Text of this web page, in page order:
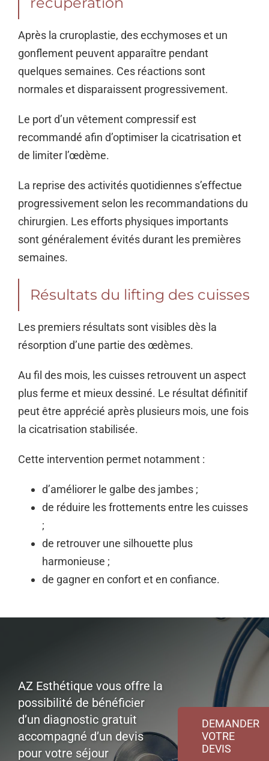
Après la cruroplastie, des ecchymoses et un
gonflement peuvent apparaître pendant
quelques semaines. Ces réactions sont
normales et disparaissent progressivement.
Le port d’un vêtement compressif est
recommandé afin d’optimiser la cicatrisation et
de limiter l’œdème.
La reprise des activités quotidiennes s’effectue
progressivement selon les recommandations du
chirurgien. Les efforts physiques importants
sont généralement évités durant les premières
semaines.
Résultats du lifting des cuisses
Les premiers résultats sont visibles dès la
résorption d’une partie des œdèmes.
Au fil des mois, les cuisses retrouvent un aspect
plus ferme et mieux dessiné. Le résultat définitif
peut être apprécié après plusieurs mois, une fois
la cicatrisation stabilisée.
Cette intervention permet notamment :
d’améliorer le galbe des jambes ;
de réduire les frottements entre les cuisses
;
de retrouver une silhouette plus
harmonieuse ;
de gagner en confort et en confiance.
AZ Esthétique vous offre la
possibilité de bénéficier
d’un diagnostic gratuit
accompagné d’un devis
pour votre séjour
DEMANDER
VOTRE
DEVIS